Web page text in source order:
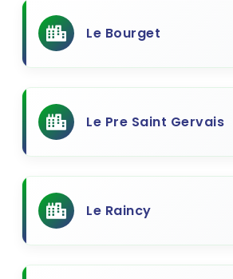
Le Bourget
Le Pre Saint Gervais
Le Raincy